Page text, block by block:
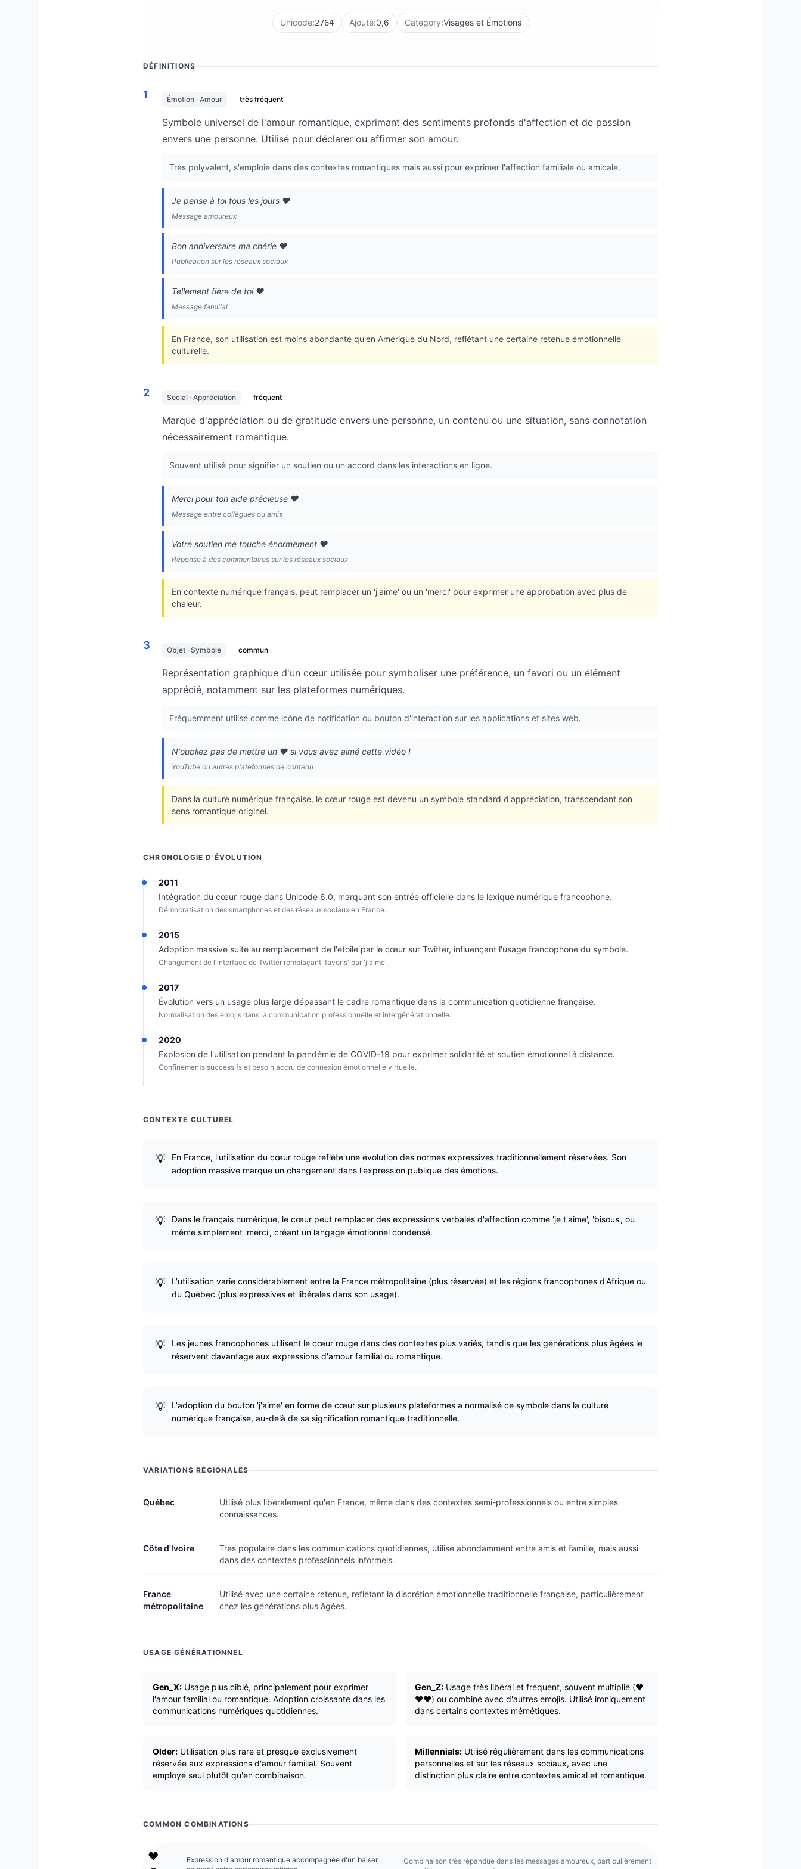
Unicode:2764 Ajouté:0,6 Category:Visages et Émotions
DÉFINITIONS
1 Émotion · Amour très fréquent
Symbole universel de l'amour romantique, exprimant des sentiments profonds d'affection et de passion
envers une personne. Utilisé pour déclarer ou affirmer son amour.
Très polyvalent, s'emploie dans des contextes romantiques mais aussi pour exprimer l'affection familiale ou amicale.
Je pense à toi tous les jours ❤️
Message amoureux
Bon anniversaire ma chérie ❤️
Publication sur les réseaux sociaux
Tellement fière de toi ❤️
Message familial
En France, son utilisation est moins abondante qu'en Amérique du Nord, reflétant une certaine retenue émotionnelle
culturelle.
2 Social · Appréciation fréquent
Marque d'appréciation ou de gratitude envers une personne, un contenu ou une situation, sans connotation
nécessairement romantique.
Souvent utilisé pour signifier un soutien ou un accord dans les interactions en ligne.
Merci pour ton aide précieuse ❤️
Message entre collègues ou amis
Votre soutien me touche énormément ❤️
Réponse à des commentaires sur les réseaux sociaux
En contexte numérique français, peut remplacer un 'j'aime' ou un 'merci' pour exprimer une approbation avec plus de
chaleur.
3 Objet · Symbole commun
Représentation graphique d'un cœur utilisée pour symboliser une préférence, un favori ou un élément
apprécié, notamment sur les plateformes numériques.
Fréquemment utilisé comme icône de notification ou bouton d'interaction sur les applications et sites web.
N'oubliez pas de mettre un ❤️ si vous avez aimé cette vidéo !
YouTube ou autres plateformes de contenu
Dans la culture numérique française, le cœur rouge est devenu un symbole standard d'appréciation, transcendant son
sens romantique originel.
CHRONOLOGIE D'ÉVOLUTION
2011
Intégration du cœur rouge dans Unicode 6.0, marquant son entrée officielle dans le lexique numérique francophone.
Démocratisation des smartphones et des réseaux sociaux en France.
2015
Adoption massive suite au remplacement de l'étoile par le cœur sur Twitter, influençant l'usage francophone du symbole.
Changement de l'interface de Twitter remplaçant 'favoris' par 'j'aime'.
2017
Évolution vers un usage plus large dépassant le cadre romantique dans la communication quotidienne française.
Normalisation des emojis dans la communication professionnelle et intergénérationnelle.
2020
Explosion de l'utilisation pendant la pandémie de COVID-19 pour exprimer solidarité et soutien émotionnel à distance.
Confinements successifs et besoin accru de connexion émotionnelle virtuelle.
CONTEXTE CULTUREL
En France, l'utilisation du cœur rouge reflète une évolution des normes expressives traditionnellement réservées. Son
adoption massive marque un changement dans l'expression publique des émotions.
Dans le français numérique, le cœur peut remplacer des expressions verbales d'affection comme 'je t'aime', 'bisous', ou
même simplement 'merci', créant un langage émotionnel condensé.
L'utilisation varie considérablement entre la France métropolitaine (plus réservée) et les régions francophones d'Afrique ou
du Québec (plus expressives et libérales dans son usage).
Les jeunes francophones utilisent le cœur rouge dans des contextes plus variés, tandis que les générations plus âgées le
réservent davantage aux expressions d'amour familial ou romantique.
L'adoption du bouton 'j'aime' en forme de cœur sur plusieurs plateformes a normalisé ce symbole dans la culture
numérique française, au-delà de sa signification romantique traditionnelle.
VARIATIONS RÉGIONALES
Québec
Utilisé plus libéralement qu'en France, même dans des contextes semi-professionnels ou entre simples
connaissances.
Côte d'Ivoire
Très populaire dans les communications quotidiennes, utilisé abondamment entre amis et famille, mais aussi
dans des contextes professionnels informels.
France
métropolitaine
Utilisé avec une certaine retenue, reflétant la discrétion émotionnelle traditionnelle française, particulièrement
chez les générations plus âgées.
USAGE GÉNÉRATIONNEL
Gen_X: Usage plus ciblé, principalement pour exprimer
l'amour familial ou romantique. Adoption croissante dans les
communications numériques quotidiennes.
Gen_Z: Usage très libéral et fréquent, souvent multiplié (❤️
❤️❤️) ou combiné avec d'autres emojis. Utilisé ironiquement
dans certains contextes mémétiques.
Older: Utilisation plus rare et presque exclusivement
réservée aux expressions d'amour familial. Souvent
employé seul plutôt qu'en combinaison.
Millennials: Utilisé régulièrement dans les communications
personnelles et sur les réseaux sociaux, avec une
distinction plus claire entre contextes amical et romantique.
COMMON COMBINATIONS
❤️
Expression d'amour romantique accompagnée d'un baiser,
Combinaison très répandue dans les messages amoureux, particulièrement